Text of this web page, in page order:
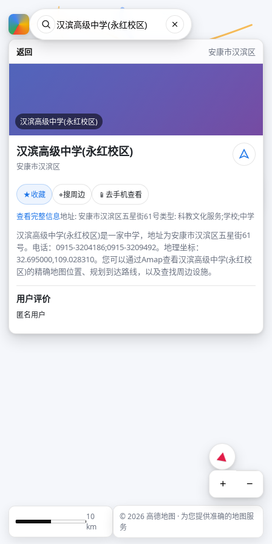
返回 安康市汉滨区
汉滨高级中学(永红校区)
汉滨高级中学(永红校区)
安康市汉滨区
★收藏 ⌖搜周边 📱 去手机查看
查看完整信息地址: 安康市汉滨区五星街61号类型: 科教文化服务;学校;中学
汉滨高级中学(永红校区)是一家中学，地址为安康市汉滨区五星街61
号。电话：0915-3204186;0915-3209492。地理坐标：
32.695000,109.028310。您可以通过Amap查看汉滨高级中学(永红校
区)的精确地图位置、规划到达路线，以及查找周边设施。
用户评价
匿名用户
+ −
10
km
© 2026 高德地图 · 为您提供准确的地图服
务